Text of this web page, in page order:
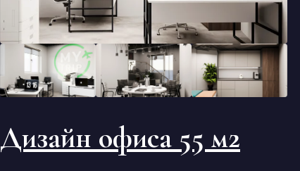
Дизайн офиса 55 м2